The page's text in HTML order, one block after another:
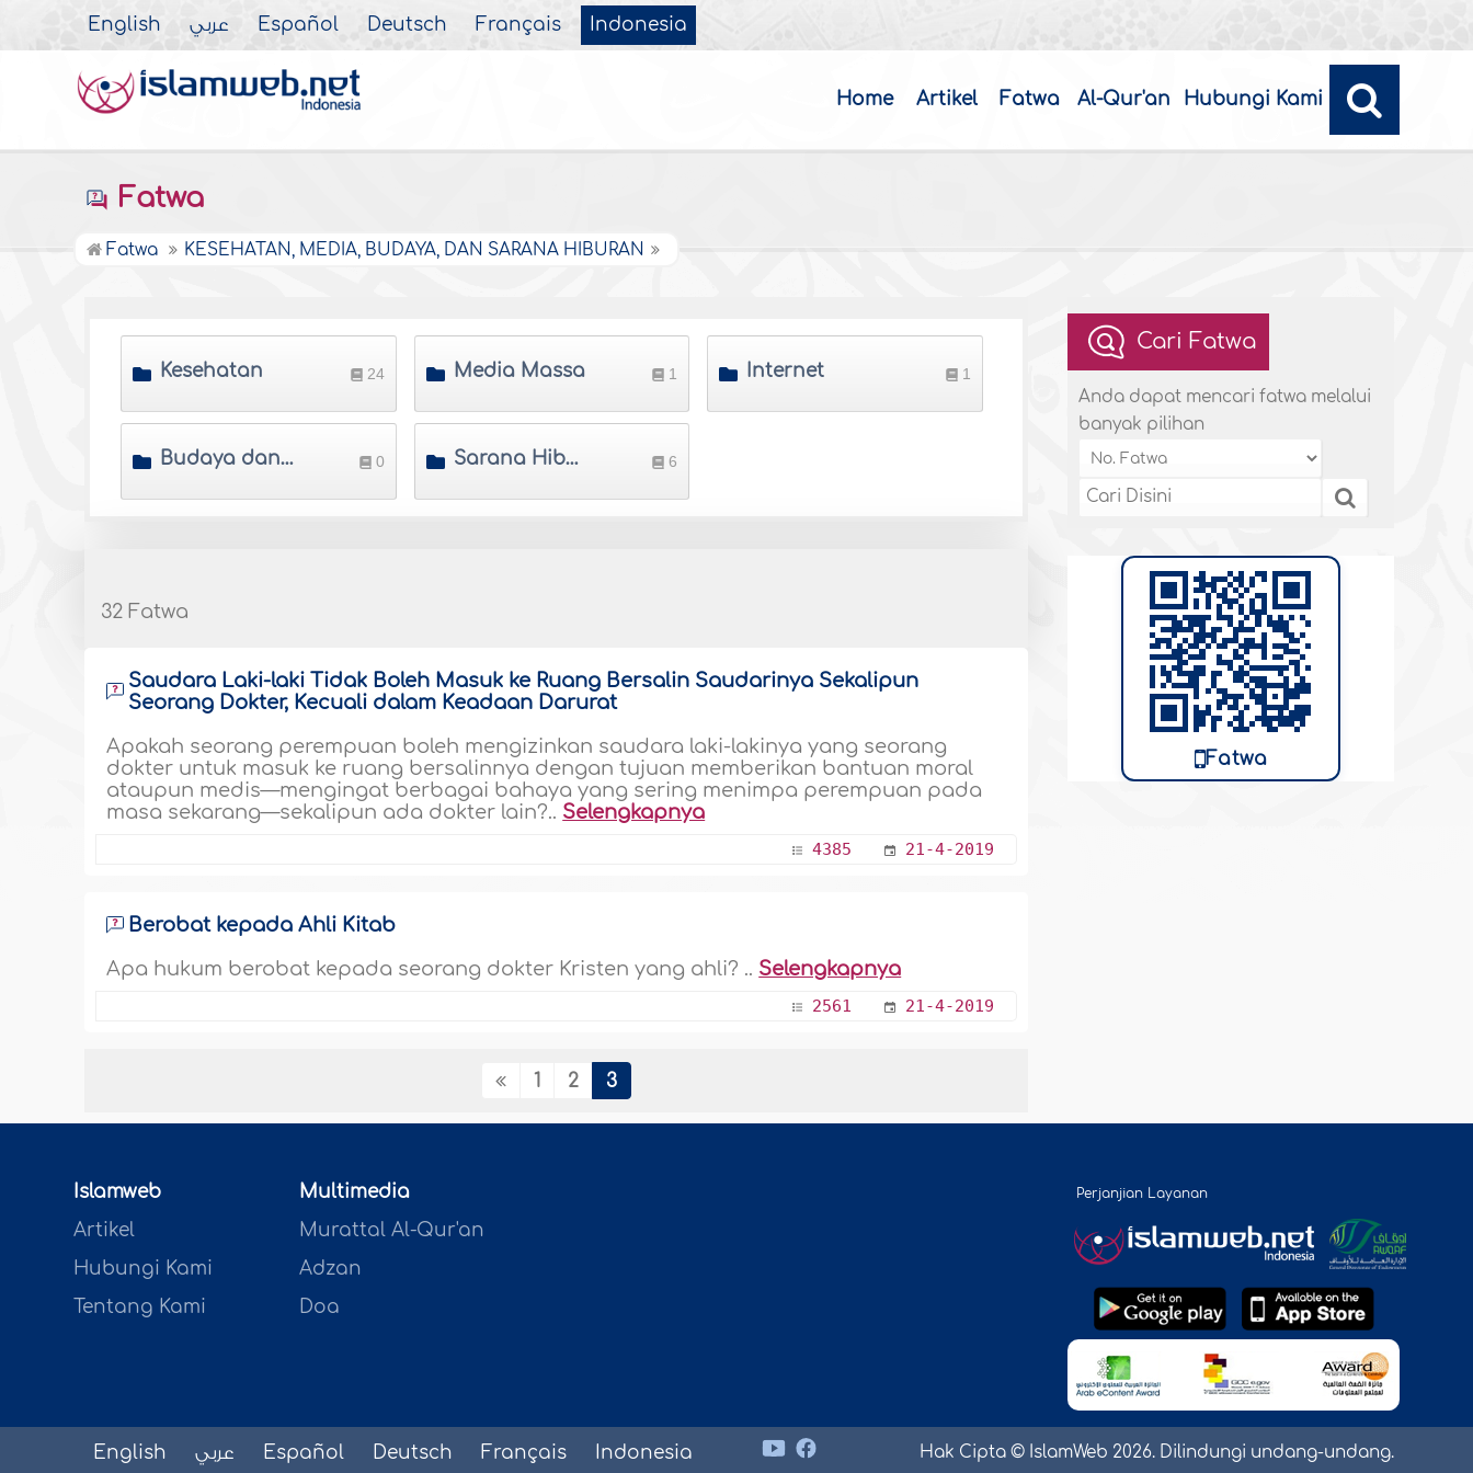
English عربي Español Deutsch Français Indonesia
Home Artikel Fatwa Al-Qur'an Hubungi Kami
Fatwa
Fatwa KESEHATAN, MEDIA, BUDAYA, DAN SARANA HIBURAN
Kesehatan 24 Media Massa 1 Internet 1
Budaya dan Pemikiran 0 Sarana Hiburan 6
32 Fatwa
Saudara Laki-laki Tidak Boleh Masuk ke Ruang Bersalin Saudarinya Sekalipun
Seorang Dokter, Kecuali dalam Keadaan Darurat
Apakah seorang perempuan boleh mengizinkan saudara laki-lakinya yang seorang
dokter untuk masuk ke ruang bersalinnya dengan tujuan memberikan bantuan moral
ataupun medis—mengingat berbagai bahaya yang sering menimpa perempuan pada
masa sekarang—sekalipun ada dokter lain?.. Selengkapnya
4385 21-4-2019
Berobat kepada Ahli Kitab
Apa hukum berobat kepada seorang dokter Kristen yang ahli? .. Selengkapnya
2561 21-4-2019
1 2 3
Cari Fatwa
Anda dapat mencari fatwa melalui
banyak pilihan
Fatwa
Islamweb
Artikel
Hubungi Kami
Tentang Kami
Multimedia
Murattal Al-Qur'an
Adzan
Doa
Perjanjian Layanan
English عربي Español Deutsch Français Indonesia Hak Cipta © IslamWeb 2026. Dilindungi undang-undang.